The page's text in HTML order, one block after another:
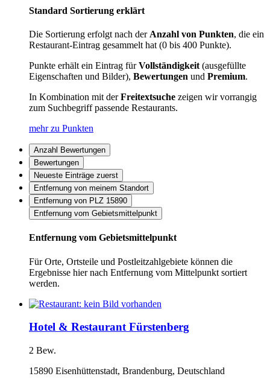
Standard Sortierung erklärt
Die Sortierung erfolgt nach der Anzahl von Punkten, die ein
Restaurant-Eintrag gesammelt hat (0 bis 400 Punkte).
Punkte erhält ein Eintrag fürVollständigkeit (ausgefüllte
Eigenschaften und Bilder), Bewertungen und Premium.
In Kombination mit derFreitextsuche zeigen wir vorrangig
zum Suchbegriff passende Restaurants.
mehr zu Punkten
Anzahl Bewertungen
Bewertungen
Neueste Einträge zuerst
Entfernung von meinem Standort
Entfernung von PLZ 15890
Entfernung vom Gebietsmittelpunkt
Entfernung vom Gebietsmittelpunkt
Für Orte, Ortsteile und Postleitzahlgebiete können die
Ergebnisse hier nach Entfernung vom Mittelpunkt sortiert
werden.
Hotel & Restaurant Fürstenberg
2 Bew.
15890 Eisenhüttenstadt, Brandenburg, Deutschland